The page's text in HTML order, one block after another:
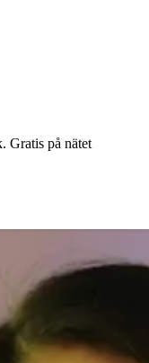
Gratis på nätet